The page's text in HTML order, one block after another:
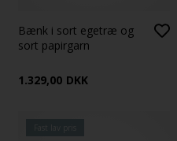
Bænk i sort egetræ og
sort papirgarn
1.329,00 DKK